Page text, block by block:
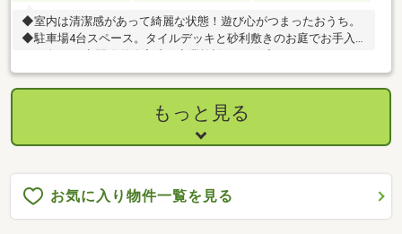
◆室内は清潔感があって綺麗な状態！遊び心がつまったおうち。
◆駐車場4台スペース。タイルデッキと砂利敷きのお庭でお手入
リ。利便性の高い立地。
もっと見る
お気に入り物件一覧を見る